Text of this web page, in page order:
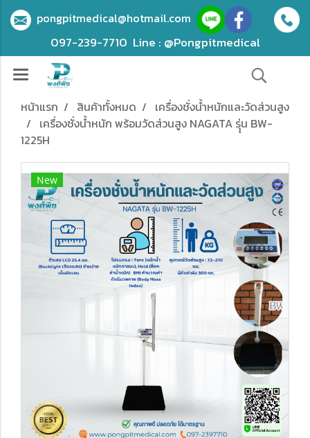
pongpitmedical@hotmail.com
097-239-7710 Line : @Pongpitmedical
หน้าแรก สินค้าทั้งหมด
เครื่องชั่งน้ำหนักและวัดส่วนสูง
เครื่องชั่งน้ำหนัก พร้อมวัดส่วนสูง NAGATA รุุ่น BW-
1225H
New